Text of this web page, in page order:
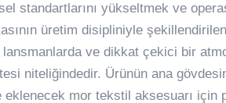
standartlarını yükseltmek ve
üretim disipliniyle
ve dikkat çekici bir
niteliğindedir. Ürünün ana
mor tekstil aksesuarı için